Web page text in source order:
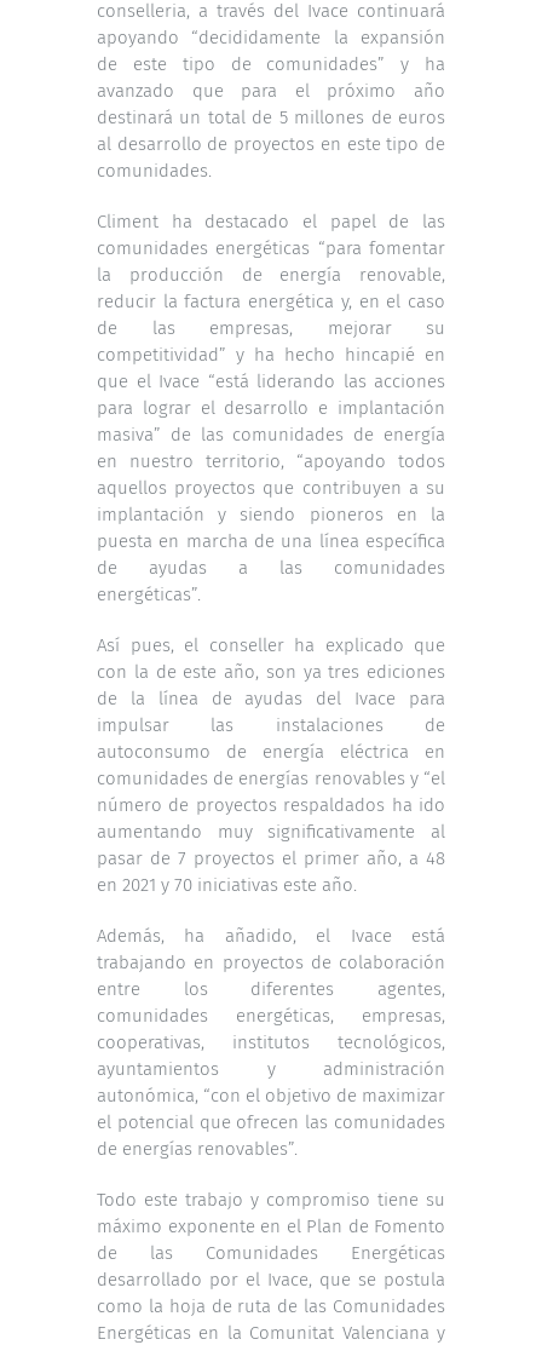
conselleria, a través del Ivace continuará
apoyando “decididamente la expansión
de este tipo de comunidades” y ha
avanzado que para el próximo año
destinará un total de 5 millones de euros
al desarrollo de proyectos en este tipo de
comunidades.
Climent ha destacado el papel de las
comunidades energéticas “para fomentar
la producción de energía renovable,
reducir la factura energética y, en el caso
de las empresas, mejorar su
competitividad” y ha hecho hincapié en
que el Ivace “está liderando las acciones
para lograr el desarrollo e implantación
masiva” de las comunidades de energía
en nuestro territorio, “apoyando todos
aquellos proyectos que contribuyen a su
implantación y siendo pioneros en la
puesta en marcha de una línea específica
de ayudas a las comunidades
energéticas”.
Así pues, el conseller ha explicado que
con la de este año, son ya tres ediciones
de la línea de ayudas del Ivace para
impulsar las instalaciones de
autoconsumo de energía eléctrica en
comunidades de energías renovables y “el
número de proyectos respaldados ha ido
aumentando muy significativamente al
pasar de 7 proyectos el primer año, a 48
en 2021 y 70 iniciativas este año.
Además, ha añadido, el Ivace está
trabajando en proyectos de colaboración
entre los diferentes agentes,
comunidades energéticas, empresas,
cooperativas, institutos tecnológicos,
ayuntamientos y administración
autonómica, “con el objetivo de maximizar
el potencial que ofrecen las comunidades
de energías renovables”.
Todo este trabajo y compromiso tiene su
máximo exponente en el Plan de Fomento
de las Comunidades Energéticas
desarrollado por el Ivace, que se postula
como la hoja de ruta de las Comunidades
Energéticas en la Comunitat Valenciana y